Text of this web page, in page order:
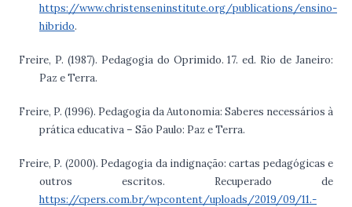
https://www.christenseninstitute.org/publications/ensino-
hibrido.
Freire, P. (1987). Pedagogia do Oprimido. 17. ed. Rio de Janeiro:
Paz e Terra.
Freire, P. (1996). Pedagogia da Autonomia: Saberes necessários à
prática educativa – São Paulo: Paz e Terra.
Freire, P. (2000). Pedagogia da indignação: cartas pedagógicas e
outros escritos. Recuperado de
https://cpers.com.br/wpcontent/uploads/2019/09/11.-